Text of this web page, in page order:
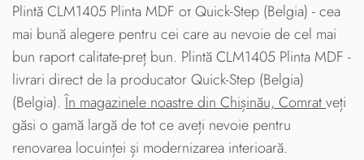
Plintă CLM1405 Plinta MDF от Quick-Step (Belgia) - cea
mai bună alegere pentru cei care au nevoie de cel mai
bun raport calitate-preț bun. Plintă CLM1405 Plinta MDF -
livrari direct de la producator Quick-Step (Belgia)
(Belgia).În magazinele noastre din Chișinău, Comratveți
găsi o gamă largă de tot ce aveți nevoie pentru
renovarea locuinței și modernizarea interioară.